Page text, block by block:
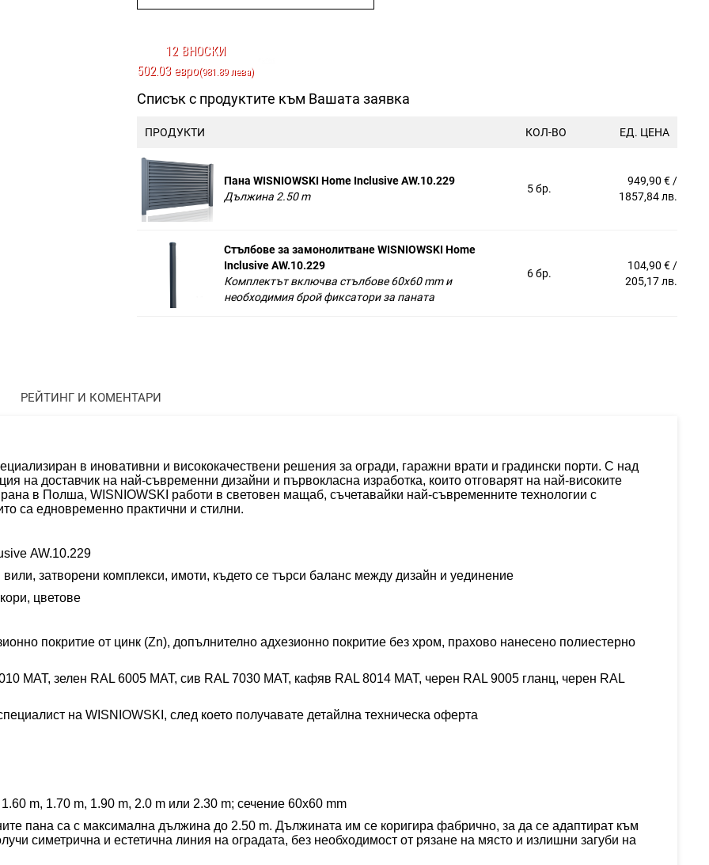
12 ВНОСКИ
502.03 евро(981.89 лева)
Списък с продуктите към Вашата заявка
ПРОДУКТИ КОЛ-ВО ЕД. ЦЕНА
Пана WISNIOWSKI Home Inclusive AW.10.229
Дължина 2.50 m
5 бр.
949,90 € /
1857,84 лв.
Стълбове за замонолитване WISNIOWSKI Home
Inclusive AW.10.229
Комплектът включва стълбове 60x60 mm и
необходимия брой фиксатори за паната
6 бр.
104,90 € /
205,17 лв.
в иновативни и висококачествени решения за огради, гаражни врати и градински порти. С над
на доставчик на най-съвременни дизайни и първокласна изработка, които отговарят на най-високите
в Полша, WISNIOWSKI работи в световен мащаб, съчетавайки най-съвременните технологии с
са едновременно практични и стилни.
AW.10.229
вили, затворени комплекси, имоти, където се търси баланс между дизайн и уединение
цветове
покритие от цинк (Zn), допълнително адхезионно покритие без хром, прахово нанесено полиестерно
MAT, зелен RAL 6005 MAT, сив RAL 7030 MAT, кафяв RAL 8014 MAT, черен RAL 9005 гланц, черен RAL
на WISNIOWSKI, след което получавате детайлна техническа оферта
60 m, 1.70 m, 1.90 m, 2.0 m или 2.30 m; сечение 60x60 mm
пана са с максимална дължина до 2.50 m. Дължината им се коригира фабрично, за да се адаптират към
симетрична и естетична линия на оградата, без необходимост от рязане на място и излишни загуби на
РЕЙТИНГ И КОМЕНТАРИ